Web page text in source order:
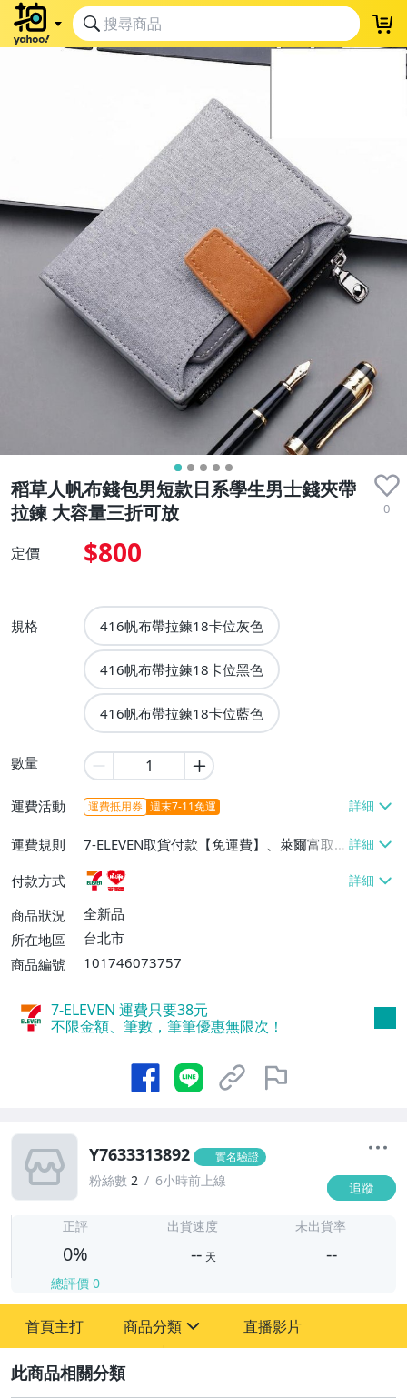
稻草人帆布錢包男短款日系學生男士錢夾帶
拉鍊 大容量三折可放
0
定價 $800
規格 416帆布帶拉鍊18卡位灰色
416帆布帶拉鍊18卡位黑色
416帆布帶拉鍊18卡位藍色
數量
運費活動 運費抵用券 週末7-11免運
運費規則
7-ELEVEN取貨付款【免運費】、萊爾富取
貨付款【免運費】
付款方式
商品狀況
全新品
所在地區
台北市
商品編號
101746073757
7-ELEVEN 運費只要38元
不限金額、筆數，筆筆優惠無限次！
Y7633313892 實名驗證
粉絲數 2 6小時前上線 追蹤
正評
0%
總評價 0
出貨速度
-- 天
未出貨率
--
首頁主打 商品分類 直播影片